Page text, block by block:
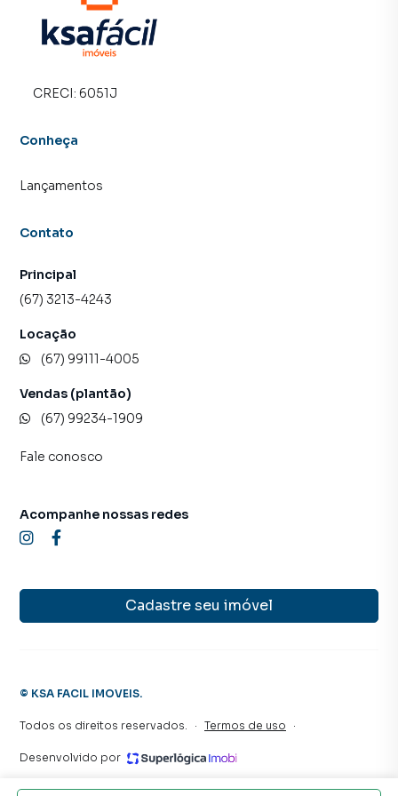
proprietários e inquilinos.
CRECI: 6051J
Conheça
Lançamentos
Contato
Principal
(67) 3213-4243
Locação
(67) 99111-4005
Vendas (plantão)
(67) 99234-1909
Fale conosco
Cadastre seu imóvel
Acompanhe nossas redes
© KSA FACIL IMOVEIS.
Todos os direitos reservados. · Termos de uso ·
Desenvolvido por